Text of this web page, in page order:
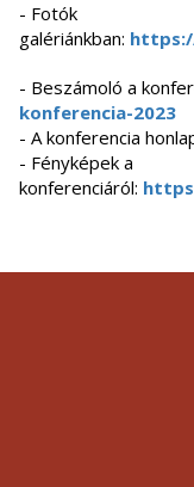
- Fotók
galériánkban:
- Beszámoló a
konferencia-2023
- A konferencia
- Fényképek a
konferenciáról: